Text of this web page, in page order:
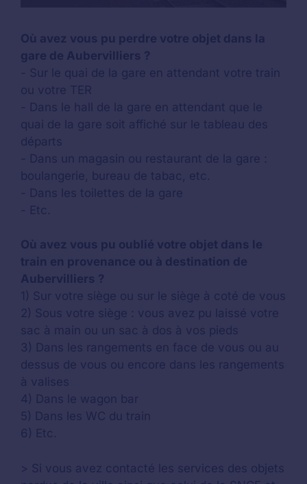
Où avez vous pu perdre votre objet dans la
gare de Aubervilliers ?
- Sur le quai de la gare en attendant votre train
ou votre TER
- Dans le hall de la gare en attendant que le
quai de la gare soit affiché sur le tableau des
départs
- Dans un magasin ou restaurant de la gare :
boulangerie, bureau de tabac, etc.
- Dans les toilettes de la gare
- Etc.
Où avez vous pu oublié votre objet dans le
train en provenance ou à destination de
Aubervilliers ?
1) Sur votre siège ou sur le siège à coté de vous
2) Sous votre siège : vous avez pu laissé votre
sac à main ou un sac à dos à vos pieds
3) Dans les rangements en face de vous ou au
dessus de vous ou encore dans les rangements
à valises
4) Dans le wagon bar
5) Dans les WC du train
6) Etc.
> Si vous avez contacté les services des objets